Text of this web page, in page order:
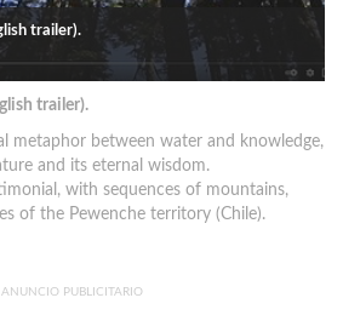
trailer).
trailer).
metaphor between water and knowledge,
and its eternal wisdom.
with sequences of mountains,
of the Pewenche territory (Chile).
ANUNCIO PUBLICITARIO